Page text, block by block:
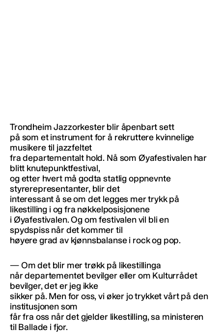
Trondheim Jazzorkester blir åpenbart sett
på som et instrument for å rekruttere kvinnelige
musikere til jazzfeltet
fra departementalt hold. Nå som Øyafestivalen har
blitt knutepunktfestival,
og etter hvert må godta statlig oppnevnte
styrerepresentanter, blir det
interessant å se om det legges mer trykk på
likestilling i og fra nøkkelposisjonene
i Øyafestivalen. Og om festivalen vil bli en
spydspiss når det kommer til
høyere grad av kjønnsbalanse i rock og pop.
— Om det blir mer trøkk på likestillinga
når departementet bevilger eller om Kulturrådet
bevilger, det er jeg ikke
sikker på. Men for oss, vi øker jo trykket vårt på den
institusjonen som
får fra oss når det gjelder likestilling, sa ministeren
til Ballade i fjor.